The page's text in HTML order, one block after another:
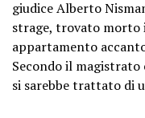
giudice Alberto
strage, trovato morto
appartamento
Secondo il magistrato
si sarebbe trattato di